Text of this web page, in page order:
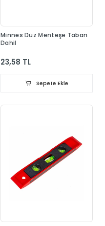
Minnes Düz Menteşe Taban
Dahil
23,58 TL
Sepete Ekle